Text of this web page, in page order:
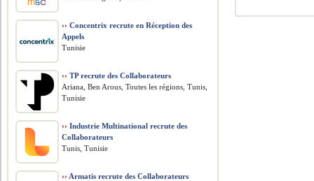
›› Concentrix recrute en Réception des
Appels
Tunisie
›› TP recrute des Collaborateurs
Ariana, Ben Arous, Toutes les régions, Tunis,
Tunisie
›› Industrie Multinational recrute des
Collaborateurs
Tunis, Tunisie
›› Armatis recrute des Collaborateurs